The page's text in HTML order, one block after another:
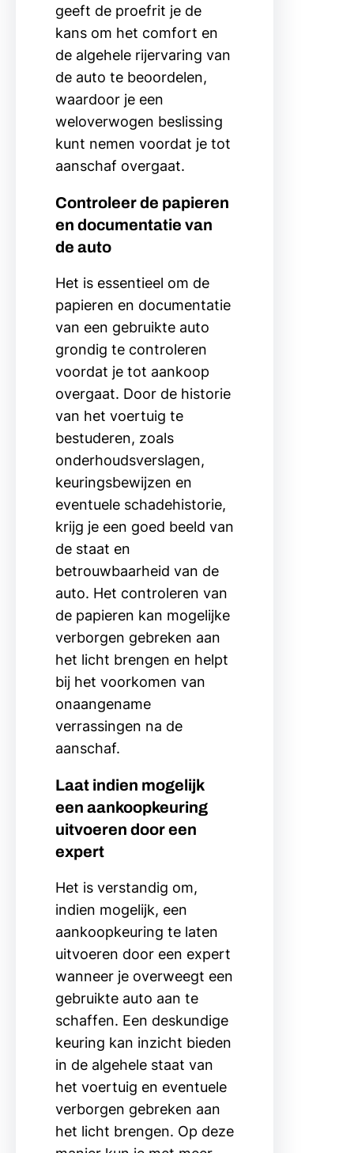
geeft de proefrit je de
kans om het comfort en
de algehele rijervaring van
de auto te beoordelen,
waardoor je een
weloverwogen beslissing
kunt nemen voordat je tot
aanschaf overgaat.
Controleer de papieren
en documentatie van
de auto
Het is essentieel om de
papieren en documentatie
van een gebruikte auto
grondig te controleren
voordat je tot aankoop
overgaat. Door de historie
van het voertuig te
bestuderen, zoals
onderhoudsverslagen,
keuringsbewijzen en
eventuele schadehistorie,
krijg je een goed beeld van
de staat en
betrouwbaarheid van de
auto. Het controleren van
de papieren kan mogelijke
verborgen gebreken aan
het licht brengen en helpt
bij het voorkomen van
onaangename
verrassingen na de
aanschaf.
Laat indien mogelijk
een aankoopkeuring
uitvoeren door een
expert
Het is verstandig om,
indien mogelijk, een
aankoopkeuring te laten
uitvoeren door een expert
wanneer je overweegt een
gebruikte auto aan te
schaffen. Een deskundige
keuring kan inzicht bieden
in de algehele staat van
het voertuig en eventuele
verborgen gebreken aan
het licht brengen. Op deze